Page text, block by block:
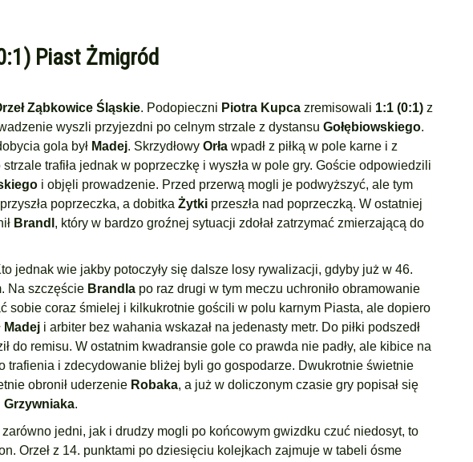
Piast Żmigród
Ząbkowice Śląskie. Podopieczni Piotra Kupca zremisowali 1:1 (0:1) z
wyszli przyjezdni po celnym strzale z dystansu Gołębiowskiego.
gola był Madej. Skrzydłowy Orła wpadł z piłką w pole karne i z
trafiła jednak w poprzeczkę i wyszła w pole gry. Goście odpowiedzili
i objęli prowadzenie. Przed przerwą mogli je podwyższyć, ale tym
poprzeczka, a dobitka Żytki przeszła nad poprzeczką. W ostatniej
Brandl , który w bardzo groźnej sytuacji zdołał zatrzymać zmierzającą do
jednak wie jakby potoczyły się dalsze losy rywalizacji, gdyby już w 46.
Na szczęście Brandla po raz drugi w tym meczu uchroniło obramowanie
sobie coraz śmielej i kilkukrotnie gościli w polu karnym Piasta, ale dopiero
Madej i arbiter bez wahania wskazał na jedenasty metr. Do piłki podszedł
do remisu. W ostatnim kwadransie gole co prawda nie padły, ale kibice na
trafienia i zdecydowanie bliżej byli go gospodarze. Dwukrotnie świetnie
obronił uderzenie Robaka, a już w doliczonym czasie gry popisał się
Grzywniaka.
jedni, jak i drudzy mogli po końcowym gwizdku czuć niedosyt, to
Orzeł z 14. punktami po dziesięciu kolejkach zajmuje w tabeli ósme